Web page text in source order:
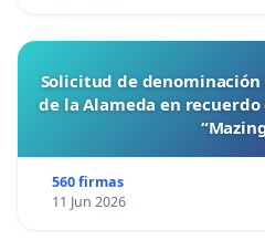
Solicitud de
de la Alameda en
560 firmas
11 Jun 2026